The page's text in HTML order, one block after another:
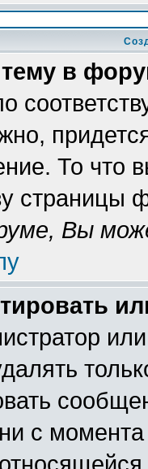
тему в
То что
страницы
Вы
с